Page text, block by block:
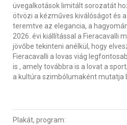
üvegalkotások limitált sorozatát
ötvözi a kézműves kiválóságot és
teremtve az elegancia, a
2026. évi kiállítással a Fieracavalli
jövőbe tekinteni anélkül, hogy
Fieracavalli a lovas viág
is , amely továbbra is a lovat a
a kultúra szimbólumaként mutatja
Plakát, program: